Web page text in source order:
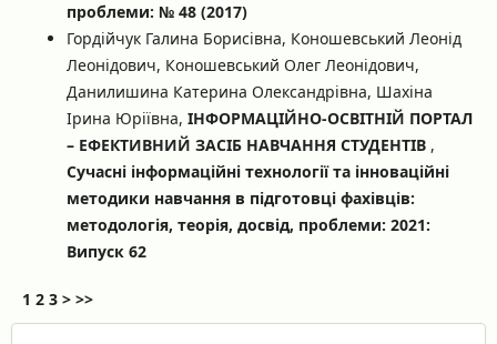
проблеми: № 48 (2017)
Гордійчук Галина Борисівна, Коношевський Леонід
Леонідович, Коношевський Олег Леонідович,
Данилишина Катерина Олександрівна, Шахіна
Ірина Юріївна, ІНФОРМАЦІЙНО-ОСВІТНІЙ ПОРТАЛ
– ЕФЕКТИВНИЙ ЗАСІБ НАВЧАННЯ СТУДЕНТІВ ,
Сучасні інформаційні технології та інноваційні
методики навчання в підготовці фахівців:
методологія, теорія, досвід, проблеми: 2021:
Випуск 62
1 2 3 > >>